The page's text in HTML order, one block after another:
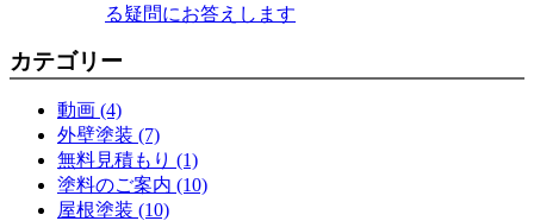
る疑問にお答えします
カテゴリー
動画 (4)
外壁塗装 (7)
無料見積もり (1)
塗料のご案内 (10)
屋根塗装 (10)